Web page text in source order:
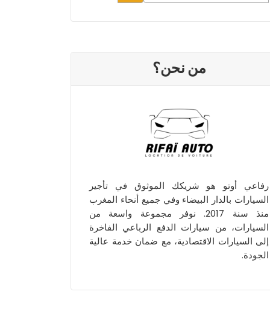
من نحن؟
رفاعي أوتو هو شريكك الموثوق في تأجير
السيارات بالدار البيضاء وفي جميع أنحاء المغرب
منذ سنة 2017. نوفر مجموعة واسعة من
السيارات، من سيارات الدفع الرباعي الفاخرة
إلى السيارات الاقتصادية، مع ضمان خدمة عالية
الجودة.